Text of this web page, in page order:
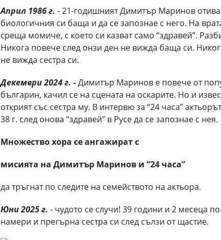
Април 1986 г. - 21-годишният Димитър Маринов отива
биологичния си баща и да се запознае с него. На
среща момиче, с което си казват само “здравей”.
Никога повече след онзи ден не вижда баща си.
не вижда сестра си.
Декември 2024 г. -Димитър Маринов е повече от
българин, качил се на сцената на оскарите. Но и
открият със сестра му. В интервю за “24 часа”
38 г. след онова “здравей” в Русе да се запознае с нея.
Множество хора се ангажират с
мисията на Димитър Маринов и “24 часа”
да тръгнат по следите на семейството на актьора.
Юни 2025 г. - чудото се случи! 39 години и 2 месеца
намери и прегърна сестра си след сълзи от щастие.